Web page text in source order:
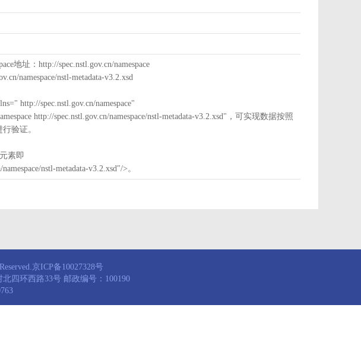
地址：http://spec.nstl.gov.cn/namespace
namespace/nstl-metadata-v3.2.xsd
http://spec.nstl.gov.cn/namespace"
http://spec.nstl.gov.cn/namespace/nstl-metadata-v3.2.xsd"，可实现数据按照
验证。
素即
nstl-metadata-v3.2.xsd"/>。
京ICP备10027328号
四环西路33号 邮政编号：100190